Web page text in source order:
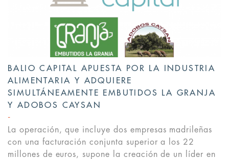
BALIO CAPITAL APUESTA POR LA INDUSTRIA
ALIMENTARIA Y ADQUIERE
SIMULTÁNEAMENTE EMBUTIDOS LA GRANJA
Y ADOBOS CAYSAN
La operación, que incluye dos empresas madrileñas
con una facturación conjunta superior a los 22
millones de euros, supone la creación de un líder en